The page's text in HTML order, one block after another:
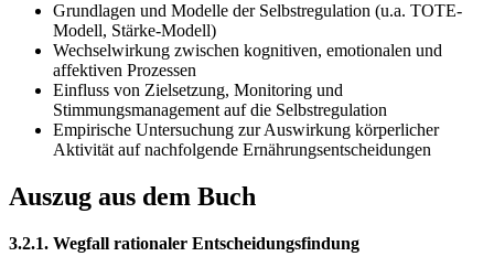
Grundlagen und Modelle der Selbstregulation (u.a. TOTE-
Modell, Stärke-Modell)
Wechselwirkung zwischen kognitiven, emotionalen und
affektiven Prozessen
Einfluss von Zielsetzung, Monitoring und
Stimmungsmanagement auf die Selbstregulation
Empirische Untersuchung zur Auswirkung körperlicher
Aktivität auf nachfolgende Ernährungsentscheidungen
Auszug aus dem Buch
3.2.1. Wegfall rationaler Entscheidungsfindung